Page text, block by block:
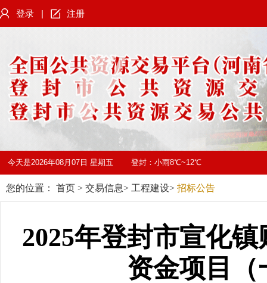
登录 | 注册
今天是2026年08月07日 星期五 登封： 小雨8℃~12℃
您的位置： 首页 > 交易信息> 工程建设> 招标公告
2025年登封市宣化
资金项目